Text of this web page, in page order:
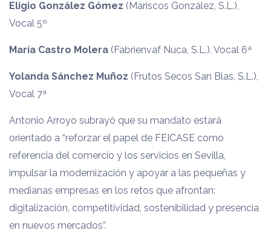
Eligio González Gómez (Mariscos González, S.L.),
Vocal 5º
María Castro Molera (Fabrienvaf Nuca, S.L.), Vocal 6ª
Yolanda Sánchez Muñoz (Frutos Secos San Blas, S.L.),
Vocal 7ª
Antonio Arroyo subrayó que su mandato estará
orientado a “reforzar el papel de FEICASE como
referencia del comercio y los servicios en Sevilla,
impulsar la modernización y apoyar a las pequeñas y
medianas empresas en los retos que afrontan:
digitalización, competitividad, sostenibilidad y presencia
en nuevos mercados”.